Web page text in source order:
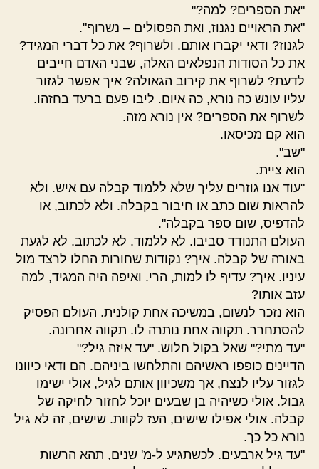
"את הספרים? למה?"
"את הראויים נגנוז, ואת הפסולים – נשרוף".
לגנוז? ודאי יקברו אותם. ולשרוף? את כל דברי המגיד?
את כל הסודות הנפלאים האלה, שבני האדם חייבים
לדעת? לשרוף את קירוב הגאולה? איך אפשר לגזור
עליו עונש כה נורא, כה איום. ליבו פעם ברעד בחזהו.
לשרוף את הספרים? אין נורא מזה.
הוא קם מכיסאו.
"שב".
הוא ציית.
"עוד אנו גוזרים עליך שלא ללמוד קבלה עם איש. ולא
להראות שום כתב או חיבור בקבלה. ולא לכתוב, או
להדפיס, שום ספר בקבלה".
העולם התנודד סביבו. לא ללמוד. לא לכתוב. לא לגעת
באורה של קבלה. איך? נקודות שחורות החלו לרצד מול
עיניו. איך? עדיף לו למות, הרי. ואיפה היה המגיד, למה
עזב אותו?
הוא נזכר לנשום, במשיכה אחת קולנית. העולם הפסיק
להסתחרר. תקווה אחת נותרה לו. תקווה אחרונה.
"עד מתי?" שאל בקול חלוש. "עד איזה גיל?"
הדיינים כופפו ראשיהם והתלחשו ביניהם. הם ודאי כיוונו
לגזור עליו לנצח, אך משכיוון אותם לגיל, אולי ישימו
גבול. אולי כשיהיה בן שבעים יוכל לחזור לחיקה של
קבלה. אולי אפילו שישים, העז לקוות. שישים, זה לא גיל
נורא כל כך.
"עד גיל ארבעים. לכשתגיע ל-מ' שנים, תהא הרשות